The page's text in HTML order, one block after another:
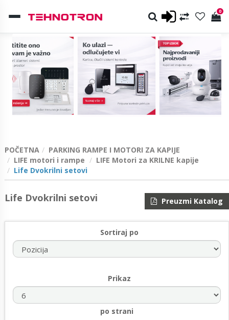
0
POČETNA
PARKING RAMPE I MOTORI ZA KAPIJE
LIFE motori i rampe
LIFE Motori za KRILNE kapije
Life Dvokrilni setovi
Life Dvokrilni setovi Preuzmi Katalog
Sortiraj po
Prikaz
po strani